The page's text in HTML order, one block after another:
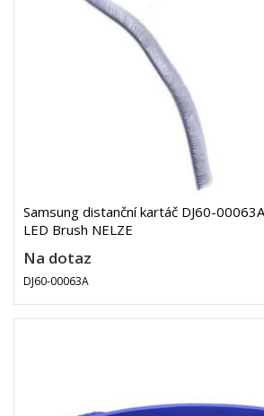
Samsung distanční kartáč DJ60-
LED Brush NELZE
Na dotaz
DJ60-00063A